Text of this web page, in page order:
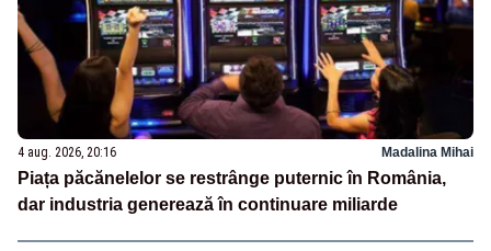
4 aug. 2026, 20:16 Madalina Mihai
Piața păcănelelor se restrânge puternic în România,
dar industria generează în continuare miliarde